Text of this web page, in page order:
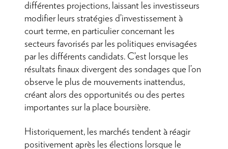
différentes projections, laissant les investisseurs
modifier leurs stratégies d’investissement à
court terme, en particulier concernant les
secteurs favorisés par les politiques envisagées
par les différents candidats. C’est lorsque les
résultats finaux divergent des sondages que l’on
observe le plus de mouvements inattendus,
créant alors des opportunités ou des pertes
importantes sur la place boursière.
Historiquement, les marchés tendent à réagir
positivement après les élections lorsque le